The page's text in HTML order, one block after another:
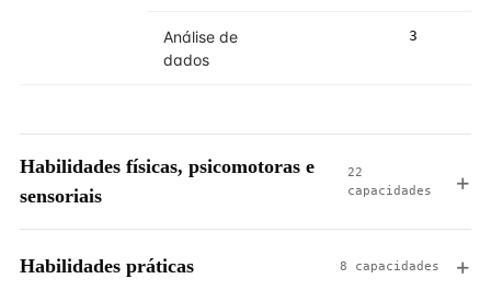
Análise de
dados
3
Habilidades físicas, psicomotoras e
sensoriais
22
capacidades
Habilidades práticas 8 capacidades